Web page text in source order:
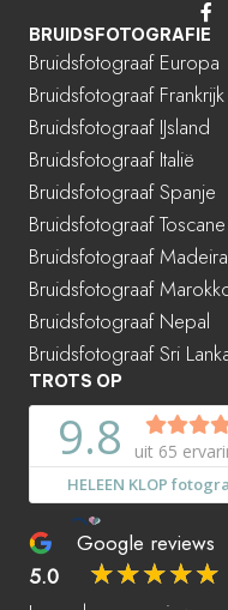
BRUIDSFOTOGRAFIE
Bruidsfotograaf Europa
Bruidsfotograaf Frankrijk
Bruidsfotograaf IJsland
Bruidsfotograaf Italië
Bruidsfotograaf Spanje
Bruidsfotograaf Toscane
Bruidsfotograaf Madeira
Bruidsfotograaf
Bruidsfotograaf Nepal
Bruidsfotograaf Sri
TROTS OP
Google reviews
5.0
☆☆☆☆☆